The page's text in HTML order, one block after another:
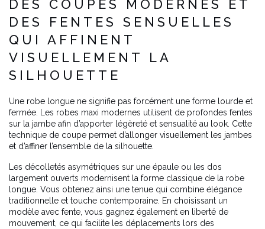
DES COUPES MODERNES ET
DES FENTES SENSUELLES
QUI AFFINENT
VISUELLEMENT LA
SILHOUETTE
Une robe longue ne signifie pas forcément une forme lourde et
fermée. Les robes maxi modernes utilisent de profondes fentes
sur la jambe afin d’apporter légèreté et sensualité au look. Cette
technique de coupe permet d’allonger visuellement les jambes
et d’affiner l’ensemble de la silhouette.
Les décolletés asymétriques sur une épaule ou les dos
largement ouverts modernisent la forme classique de la robe
longue. Vous obtenez ainsi une tenue qui combine élégance
traditionnelle et touche contemporaine. En choisissant un
modèle avec fente, vous gagnez également en liberté de
mouvement, ce qui facilite les déplacements lors des